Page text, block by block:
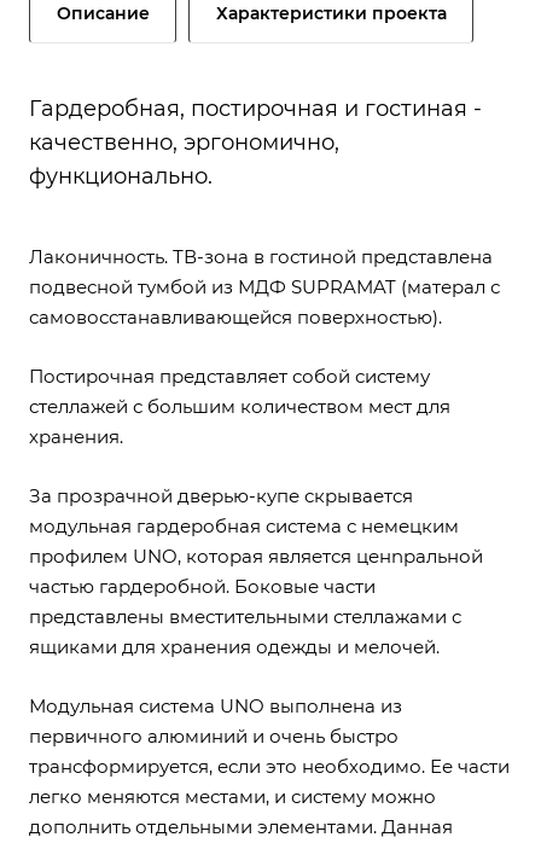
Описание Характеристики проекта
Гардеробная, постирочная и гостиная -
качественно, эргономично,
функционально.
Лаконичность. ТВ-зона в гостиной представлена
подвесной тумбой из МДФ SUPRAMAT (матерал с
самовосстанавливающейся поверхностью).
Постирочная представляет собой систему
стеллажей с большим количеством мест для
хранения.
За прозрачной дверью-купе скрывается
модульная гардеробная система с немецким
профилем UNO, которая является ценnральной
частью гардеробной. Боковые части
представлены вместительными стеллажами с
ящиками для хранения одежды и мелочей.
Модульная система UNO выполнена из
первичного алюминий и очень быстро
трансформируется, если это необходимо. Ее части
легко меняются местами, и систему можно
дополнить отдельными элементами. Данная